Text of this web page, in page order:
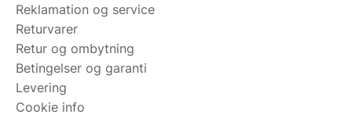
Reklamation og service
Returvarer
Retur og ombytning
Betingelser og garanti
Levering
Cookie info